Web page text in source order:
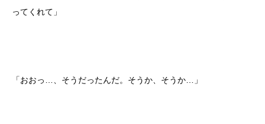
ってくれて」
「おおっ…、そうだったんだ。そうか、そうか…」